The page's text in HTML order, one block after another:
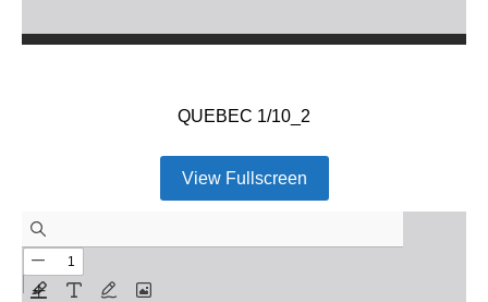
QUEBEC 1/10_2
View Fullscreen